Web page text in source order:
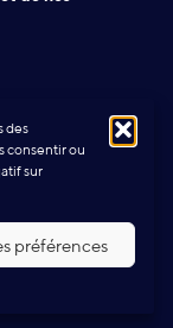
des
consentir ou
sur
préférences